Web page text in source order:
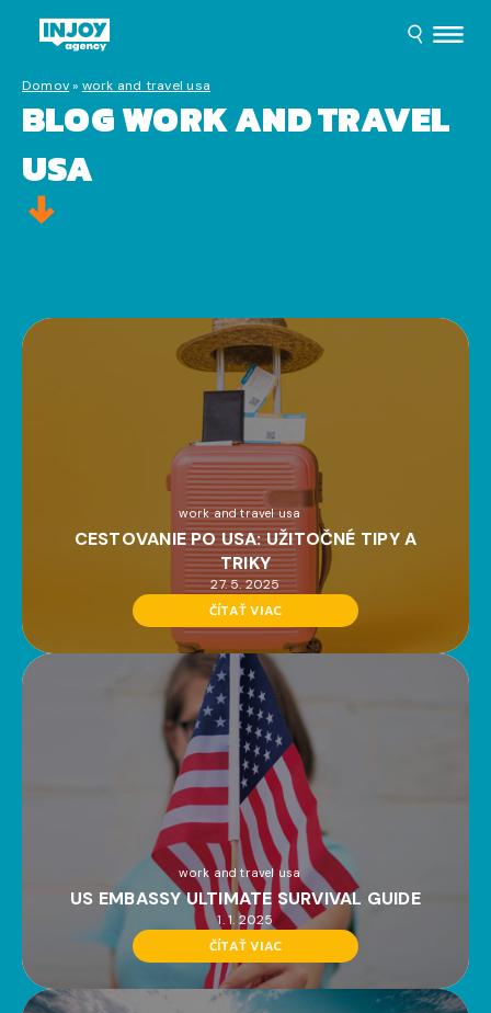
Domov» work and travel usa
BLOG WORK AND TRAVEL
USA
work and travel usa
CESTOVANIE PO USA: UŽITOČNÉ TIPY A
TRIKY
27. 5. 2025
ČÍTAŤ VIAC
work and travel usa
US EMBASSY ULTIMATE SURVIVAL GUIDE
1. 1. 2025
ČÍTAŤ VIAC